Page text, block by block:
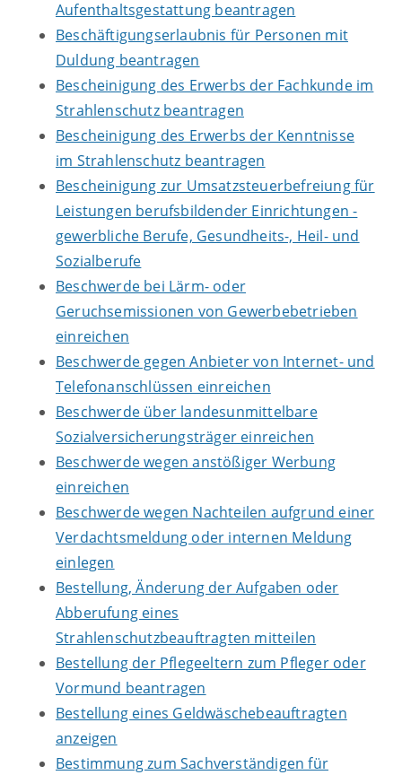
Aufenthaltsgestattung beantragen
Beschäftigungserlaubnis für Personen mit
Duldung beantragen
Bescheinigung des Erwerbs der Fachkunde im
Strahlenschutz beantragen
Bescheinigung des Erwerbs der Kenntnisse
im Strahlenschutz beantragen
Bescheinigung zur Umsatzsteuerbefreiung für
Leistungen berufsbildender Einrichtungen -
gewerbliche Berufe, Gesundheits-, Heil- und
Sozialberufe
Beschwerde bei Lärm- oder
Geruchsemissionen von Gewerbebetrieben
einreichen
Beschwerde gegen Anbieter von Internet- und
Telefonanschlüssen einreichen
Beschwerde über landesunmittelbare
Sozialversicherungsträger einreichen
Beschwerde wegen anstößiger Werbung
einreichen
Beschwerde wegen Nachteilen aufgrund einer
Verdachtsmeldung oder internen Meldung
einlegen
Bestellung, Änderung der Aufgaben oder
Abberufung eines
Strahlenschutzbeauftragten mitteilen
Bestellung der Pflegeeltern zum Pfleger oder
Vormund beantragen
Bestellung eines Geldwäschebeauftragten
anzeigen
Bestimmung zum Sachverständigen für